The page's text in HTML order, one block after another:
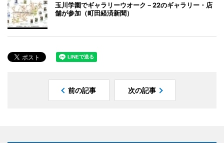
玉川学園でギャラリーウオーク－22のギャラリー・店
舗が参加（町田経済新聞）
前の記事 次の記事